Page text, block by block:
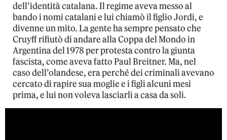
dell’identità catalana. Il regime aveva messo al
bando i nomi catalani e lui chiamò il figlio Jordi, e
divenne un mito. La gente ha sempre pensato che
Cruyff rifiutò di andare alla Coppa del Mondo in
Argentina del 1978 per protesta contro la giunta
fascista, come aveva fatto Paul Breitner. Ma, nel
caso dell’olandese, era perché dei criminali avevano
cercato di rapire sua moglie e i figli alcuni mesi
prima, e lui non voleva lasciarli a casa da soli.